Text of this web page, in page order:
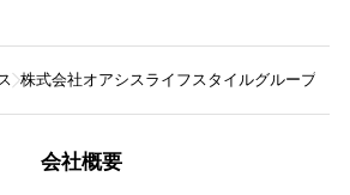
株式会社オアシスライフスタイルグループ
会社概要